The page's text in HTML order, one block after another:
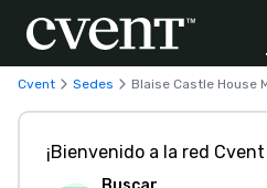
Cvent Sedes Blaise Castle House
¡Bienvenido a la red